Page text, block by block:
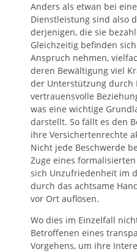
Anders als etwan bei
Dienstleistung sind also
derjenigen, die sie
Gleichzeitig befinden
Anspruch nehmen,
deren Bewältigung viel
der Unterstützung durch
vertrauensvolle
was eine wichtige
darstellt. So fällt es den
ihre Versichertenrechte
Nicht jede Beschwerde
Zuge eines
sich Unzufriedenheit im
durch das achtsame
vor Ort auflösen.
Wo dies im Einzelfall
Betroffenen eines
Vorgehens, um ihre